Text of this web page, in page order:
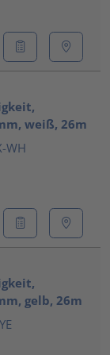
weiß, 26m
WH
gelb, 26m